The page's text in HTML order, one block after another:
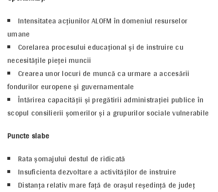
Intensitatea acţiunilor ALOFM în domeniul resurselor
umane
Corelarea procesului educaţional şi de instruire cu
necesităţile pieţei muncii
Crearea unor locuri de muncă ca urmare a accesării
fondurilor europene şi guvernamentale
Întărirea capacităţii şi pregătirii administraţiei publice în
scopul consilierii şomerilor şi a grupurilor sociale vulnerabile
Puncte slabe
Rata şomajului destul de ridicată
Insuficienta dezvoltare a activităţilor de instruire
Distanţa relativ mare faţă de oraşul reşedinţă de judeţ